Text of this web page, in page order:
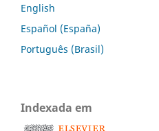
English
Español (España)
Português (Brasil)
Indexada em